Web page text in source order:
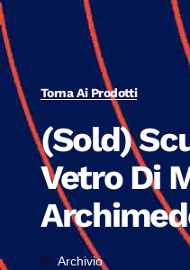
Torna Ai Prodotti
(Sold)
Vetro Di
Archivio